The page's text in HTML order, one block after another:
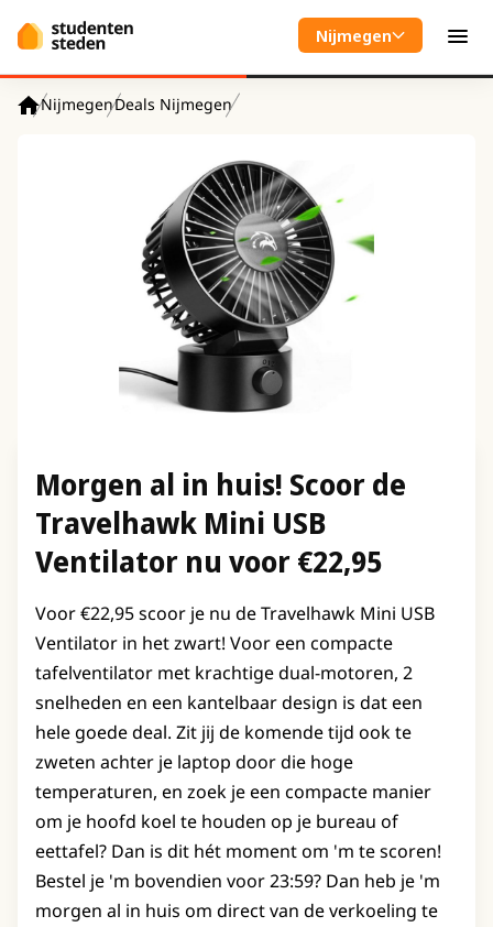
Nijmegen
NijmegenDeals Nijmegen
Morgen al in huis! Scoor de
Travelhawk Mini USB
Ventilator nu voor €22,95
Voor €22,95 scoor je nu de Travelhawk Mini USB
Ventilator in het zwart! Voor een compacte
tafelventilator met krachtige dual-motoren, 2
snelheden en een kantelbaar design is dat een
hele goede deal. Zit jij de komende tijd ook te
zweten achter je laptop door die hoge
temperaturen, en zoek je een compacte manier
om je hoofd koel te houden op je bureau of
eettafel? Dan is dit hét moment om 'm te scoren!
Bestel je 'm bovendien voor 23:59? Dan heb je 'm
morgen al in huis om direct van de verkoeling te